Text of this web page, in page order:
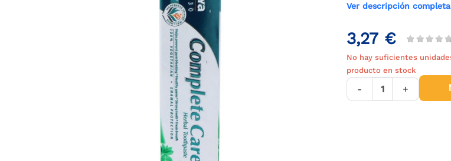
Ver descripción completa
3,27 €
No hay suficientes
producto en stock
- +